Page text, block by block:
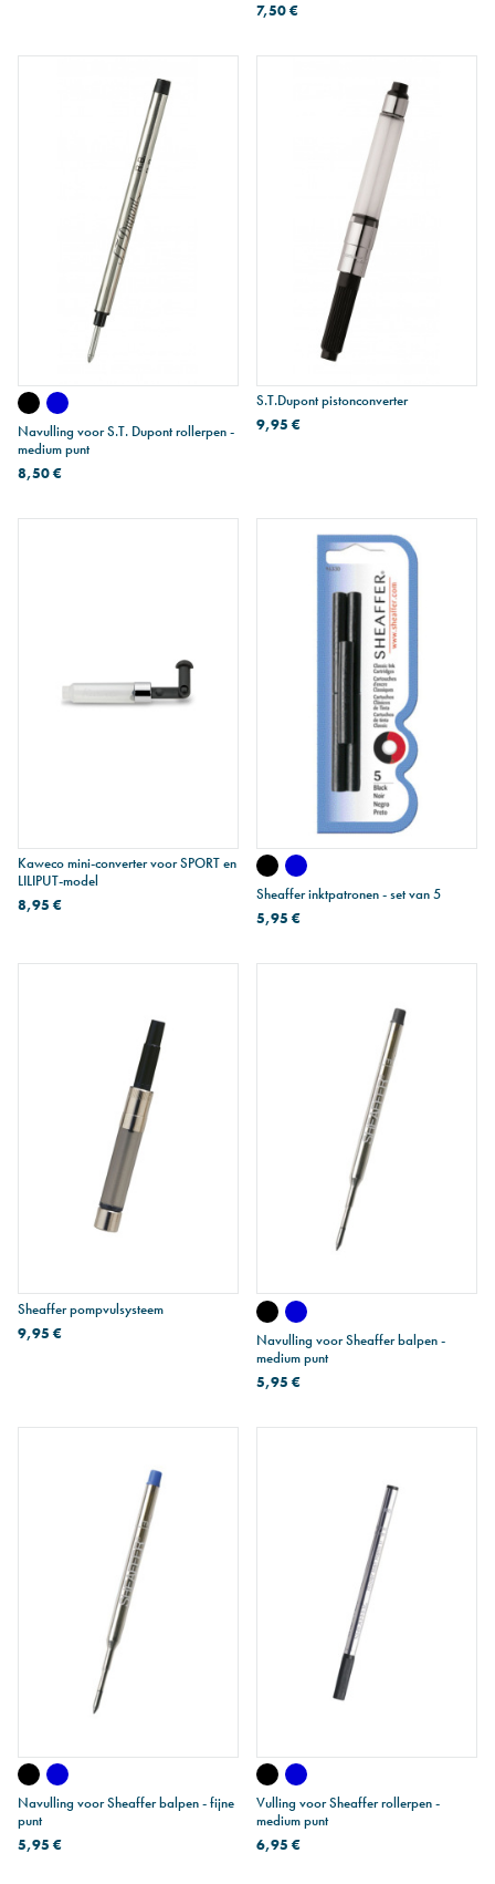
7,50 €
Navulling voor S.T. Dupont rollerpen -
medium punt
8,50 €
S.T.Dupont pistonconverter
9,95 €
Kaweco mini-converter voor SPORT en
LILIPUT-model
8,95 €
Sheaffer inktpatronen - set van 5
5,95 €
Sheaffer pompvulsysteem
9,95 €
Navulling voor Sheaffer balpen -
medium punt
5,95 €
Navulling voor Sheaffer balpen - fijne
punt
5,95 €
Vulling voor Sheaffer rollerpen -
medium punt
6,95 €